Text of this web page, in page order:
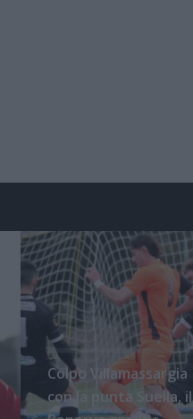
Colpo Villamassargia
con la punta Suella, il